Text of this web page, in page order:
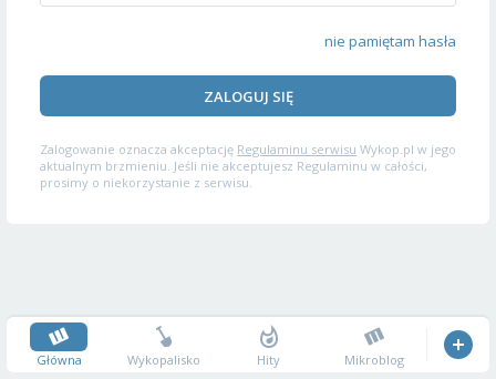
nie pamiętam hasła
ZALOGUJ SIĘ
Zalogowanie oznacza akceptację Regulaminu serwisu Wykop.pl w jego
aktualnym brzmieniu. Jeśli nie akceptujesz Regulaminu w całości,
prosimy o niekorzystanie z serwisu.
Główna Wykopalisko Hity Mikroblog